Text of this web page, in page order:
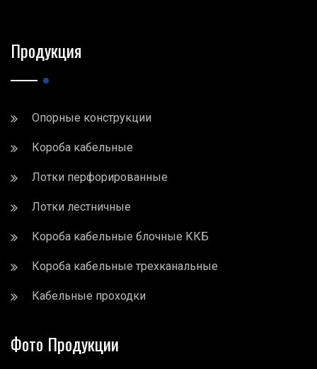
Продукция
Опорные конструкции
Короба кабельные
Лотки перфорированные
Лотки лестничные
Короба кабельные блочные ККБ
Короба кабельные трехканальные
Кабельные проходки
Фото Продукции